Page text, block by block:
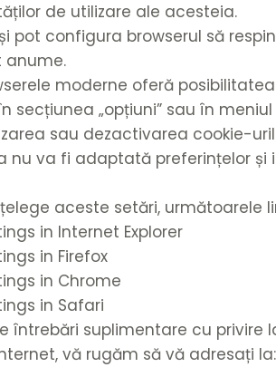
de utilizare ale acesteia.
pot configura browserul să
anume.
moderne oferă
secțiunea „opțiuni” sau în
sau dezactivarea cookie-
nu va fi adaptată preferințelor
aceste setări, următoarele
in Internet Explorer
in Firefox
in Chrome
in Safari
întrebări suplimentare cu
vă rugăm să vă adresați